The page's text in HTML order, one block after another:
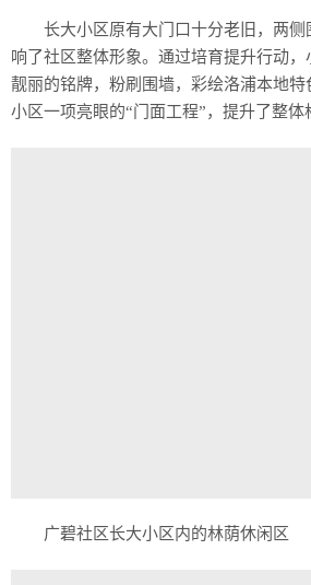
长大小区原有大门口十分老旧，两
响了社区整体形象。通过培育提升行动
靓丽的铭牌，粉刷围墙，彩绘洛浦本地特
小区一项亮眼的“门面工程”，提升了整体
广碧社区长大小区内的林荫休闲区